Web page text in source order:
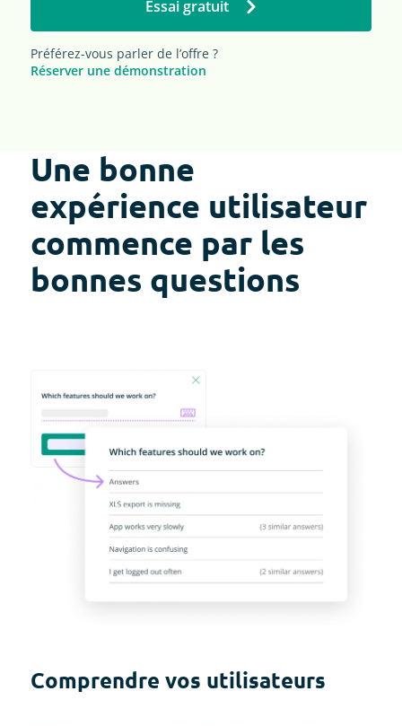
Essai gratuit
Préférez-vous parler de l’offre ?
Réserver une démonstration
Une bonne
expérience utilisateur
commence par les
bonnes questions
Comprendre vos utilisateurs